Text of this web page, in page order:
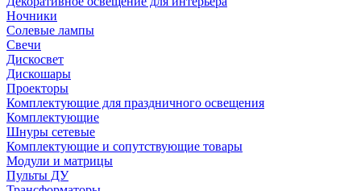
Ночники
Солевые лампы
Свечи
Дискосвет
Дискошары
Проекторы
Комплектующие для праздничного освещения
Комплектующие
Шнуры сетевые
Комплектующие и сопутствующие товары
Модули и матрицы
Пульты ДУ